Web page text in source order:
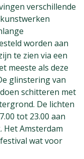
verschillende
worden aan
te zien via een
meeste als deze
glinstering van
schitteren met
De lichten
tot 23.00 aan
Het Amsterdam
wat voor